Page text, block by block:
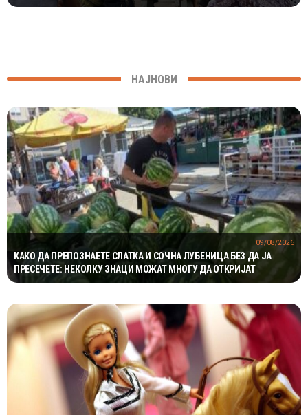
НАЈНОВИ
КАКО ДА ПРЕПОЗНАЕТЕ СЛАТКА И СОЧНА ЛУБЕНИЦА БЕЗ ДА ЈА
ПРЕСЕЧЕТЕ: НЕКОЛКУ ЗНАЦИ МОЖАТ МНОГУ ДА ОТКРИЈАТ
09/08/2026